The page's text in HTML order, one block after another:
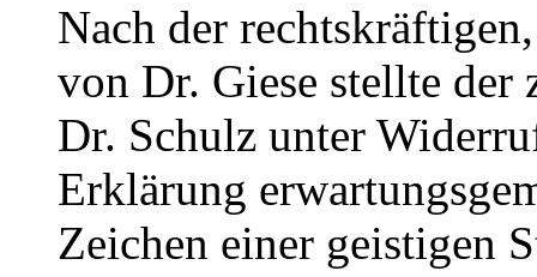
Nach der
von Dr. Giese stellte der
Dr. Schulz unter
Erklärung
Zeichen einer geistigen